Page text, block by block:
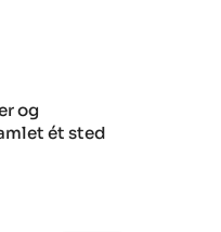
og
ét sted